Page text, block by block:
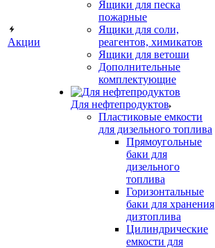
Акции
Ящики для песка
пожарные
Ящики для соли,
реагентов, химикатов
Ящики для ветоши
Дополнительные
комплектующие
Для нефтепродуктов
Пластиковые емкости
для дизельного топлива
Прямоугольные
баки для
дизельного
топлива
Горизонтальные
баки для хранения
дизтоплива
Цилиндрические
емкости для